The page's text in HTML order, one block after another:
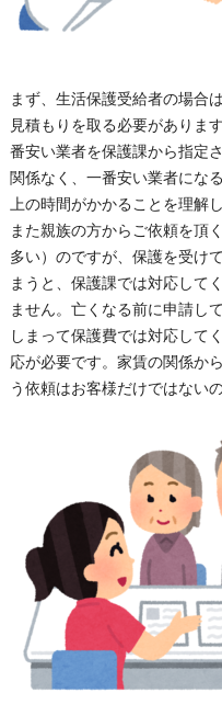
まず、生活保護受給者の場合
見積もりを取る必要がありま
番安い業者を保護課から指定
関係なく、一番安い業者にな
上の時間がかかることを理解
また親族の方からご依頼を頂
多い）のですが、保護を受け
まうと、保護課では対応して
ません。亡くなる前に申請し
しまって保護費では対応して
応が必要です。家賃の関係か
う依頼はお客様だけではない